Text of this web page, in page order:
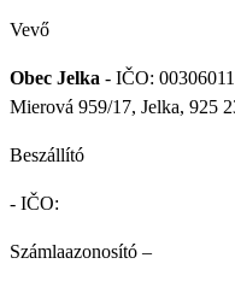
Vevő
Obec Jelka - IČO: 00306011
Mierová 959/17, Jelka, 925
Beszállító
- IČO:
Számlaazonosító –